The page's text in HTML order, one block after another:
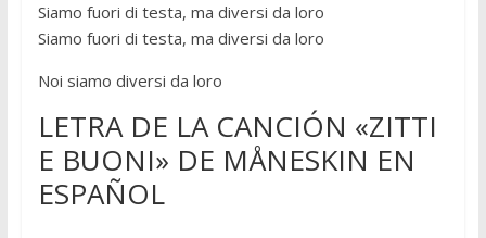
Siamo fuori di testa, ma diversi da loro
Siamo fuori di testa, ma diversi da loro
Noi siamo diversi da loro
LETRA DE LA CANCIÓN «ZITTI
E BUONI» DE MÅNESKIN EN
ESPAÑOL